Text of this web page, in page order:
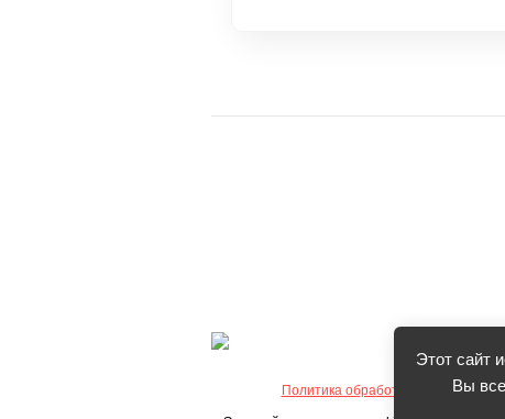
Политика обработки
Этот сайт
Вы